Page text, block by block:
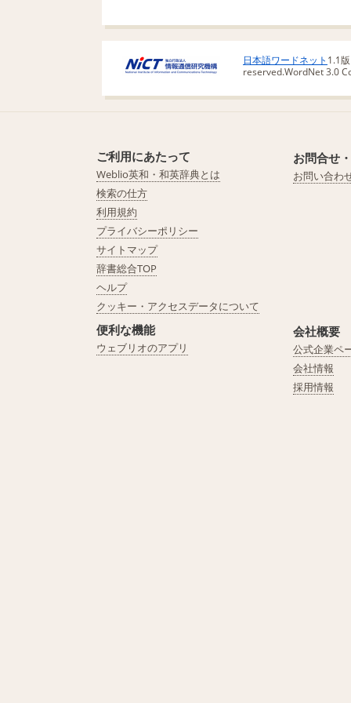
日本語ワードネット 1.1
reserved.WordNet 3.0
ご利用にあたって
Weblio英和・和英辞典とは
検索の仕方
利用規約
プライバシーポリシー
サイトマップ
辞書総合TOP
ヘルプ
クッキー・アクセスデータについて
便利な機能
ウェブリオのアプリ
お問合せ
お問い合わ
会社概要
公式企業ペ
会社情報
採用情報